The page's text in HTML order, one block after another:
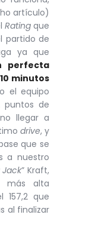
artículo)
Rating que
partido de
ya que
perfecta
minutos
el equipo
puntos de
llegar a
drive, y
que se
a nuestro
” Kraft,
más alta
157,2 que
al finalizar